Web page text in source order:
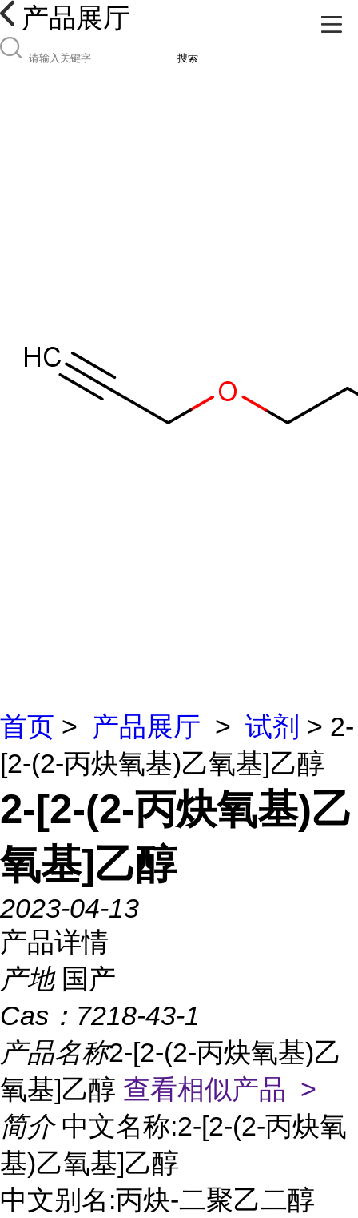
产品展厅
搜索
首页 > 产品展厅 > 试剂 > 2-
[2-(2-丙炔氧基)乙氧基]乙醇
2-[2-(2-丙炔氧基)乙
氧基]乙醇
2023-04-13
产品详情
产地 国产
Cas： 7218-43-1
产品名称2-[2-(2-丙炔氧基)乙
氧基]乙醇 查看相似产品 >
简介 中文名称:2-[2-(2-丙炔氧
基)乙氧基]乙醇
中文别名:丙炔-二聚乙二醇